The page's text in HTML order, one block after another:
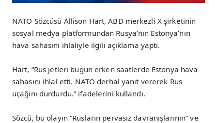
NATO Sözcüsü Allison Hart, ABD merkezli X şirketinin
sosyal medya platformundan Rusya’nın Estonya’nın
hava sahasını ihlaliyle ilgili açıklama yaptı.
Hart, “Rus jetleri bugün erken saatlerde Estonya hava
sahasını ihlal etti. NATO derhal yanıt vererek Rus
uçağını durdurdu.” ifadelerini kullandı.
Sözcü, bu olayın “Rusların pervasız davranışlarının” ve